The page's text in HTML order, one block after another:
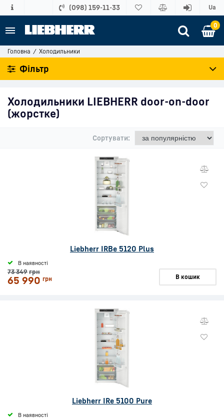
(098) 159-11-33 Ua
0
Головна Холодильники
Фільтр
Холодильники LIEBHERR door-on-door
(жорстке)
Сортувати:
Liebherr IRBe 5120 Plus
В наявності
73 349грн
65 990 грн В кошик
Liebherr IRe 5100 Pure
В наявності